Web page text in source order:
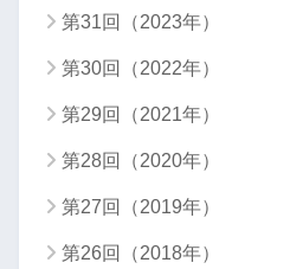
第31回（2023年）
第30回（2022年）
第29回（2021年）
第28回（2020年）
第27回（2019年）
第26回（2018年）